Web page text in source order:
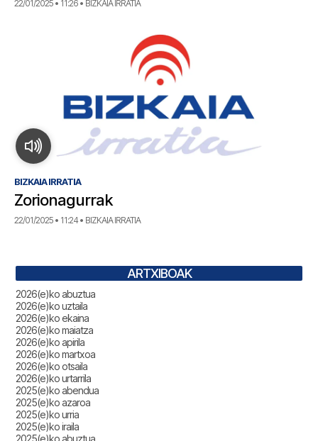
22/01/2025 • 11:26 • BIZKAIA IRRATIA
BIZKAIA IRRATIA
Zorionagurrak
22/01/2025 • 11:24 • BIZKAIA IRRATIA
ARTXIBOAK
2026(e)ko abuztua
2026(e)ko uztaila
2026(e)ko ekaina
2026(e)ko maiatza
2026(e)ko apirila
2026(e)ko martxoa
2026(e)ko otsaila
2026(e)ko urtarrila
2025(e)ko abendua
2025(e)ko azaroa
2025(e)ko urria
2025(e)ko iraila